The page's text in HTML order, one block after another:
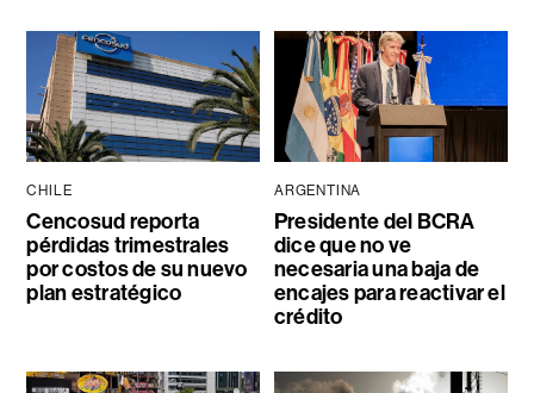
CHILE
Cencosud reporta
pérdidas trimestrales
por costos de su nuevo
plan estratégico
ARGENTINA
Presidente del BCRA
dice que no ve
necesaria una baja de
encajes para reactivar el
crédito